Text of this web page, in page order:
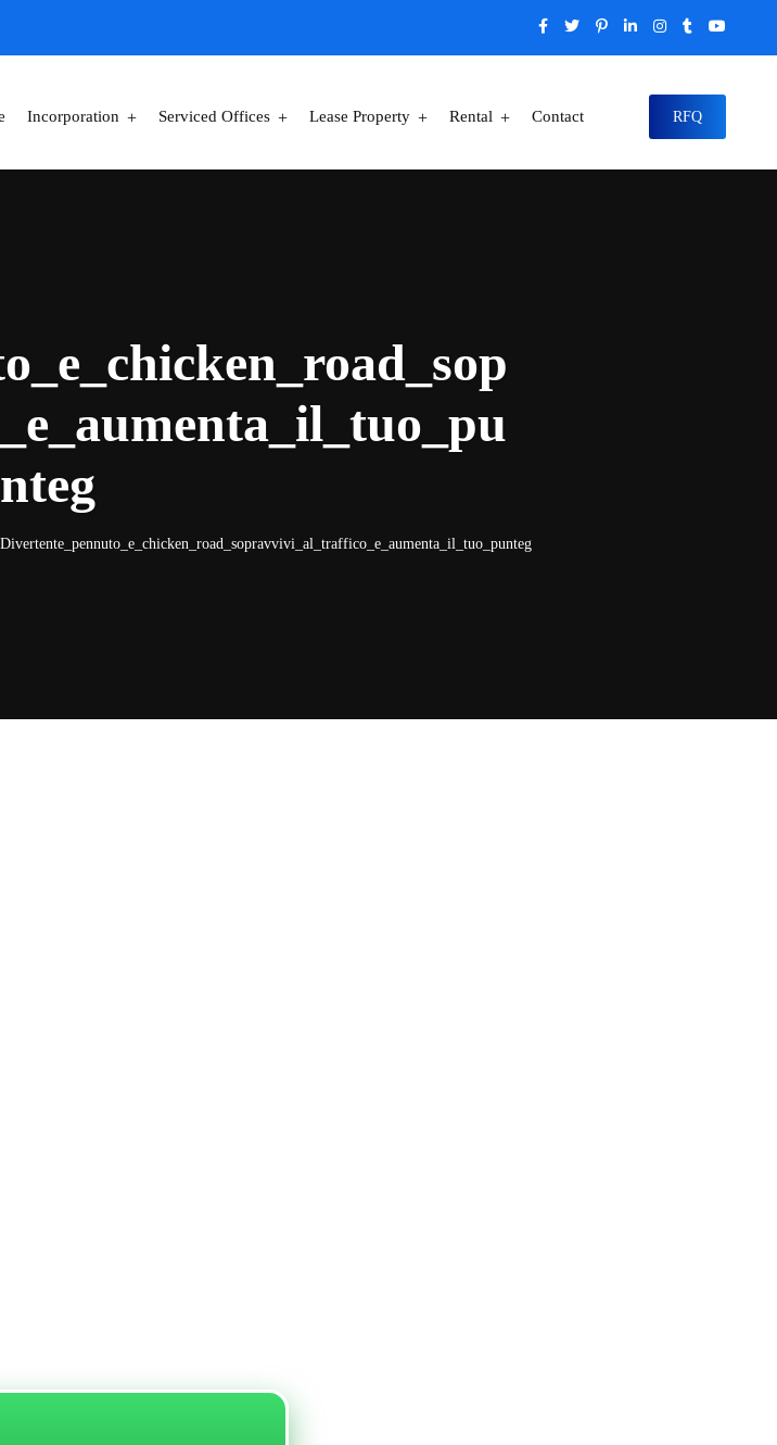
Incorporation Serviced Offices Lease Property Rental Contact RFQ
nteg
Divertente_pennuto_e_chicken_road_sopravvivi_al_traffico_e_aumenta_il_tuo_punteg